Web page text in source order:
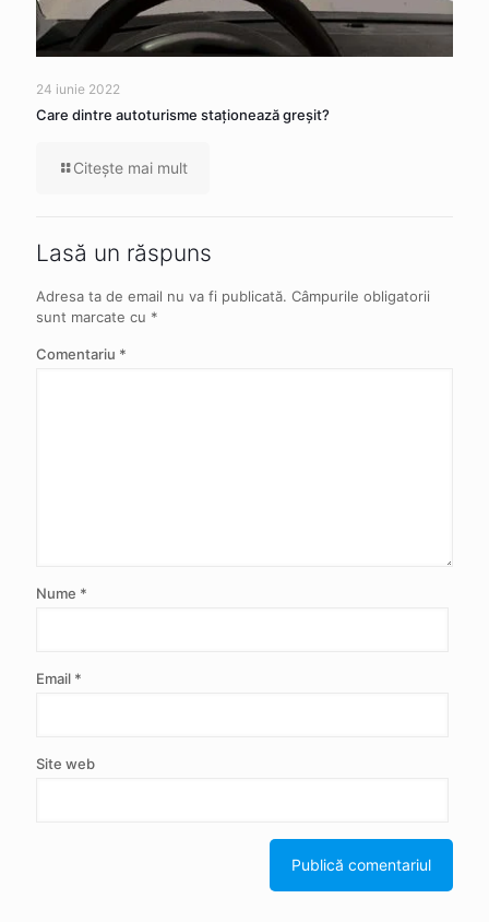
24 iunie 2022
Care dintre autoturisme staţionează greşit?
Citeşte mai mult
Lasă un răspuns
Adresa ta de email nu va fi publicată. Câmpurile obligatorii
sunt marcate cu *
Comentariu *
Nume *
Email *
Site web